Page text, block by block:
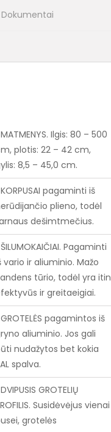
Dokumentai
MATMENYS. Ilgis: 80 – 500
plotis: 22 – 42 cm,
8,5 – 45,0 cm.
KORPUSAI pagaminti iš
plieno, todėl
dešimtmečius.
ŠILUMOKAIČIAI. Pagaminti
vario ir aliuminio. Mažo
tūrio, todėl yra itin
ir greitaeigiai.
GROTELĖS pagamintos iš
aliuminio. Jos gali
nudažytos bet kokia
spalva.
DVIPUSIS GROTELIŲ
Susidėvėjus vienai
grotelės